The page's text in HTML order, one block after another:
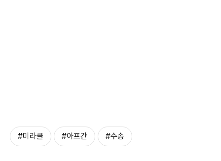
#미라클 #아프간 #수송